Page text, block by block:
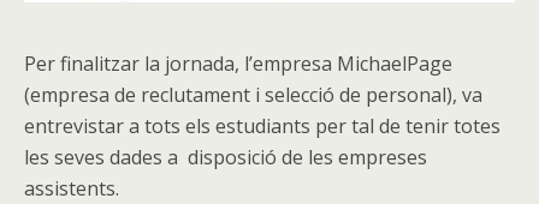
Per finalitzar la jornada, l’empresa MichaelPage
(empresa de reclutament i selecció de personal), va
entrevistar a tots els estudiants per tal de tenir totes
les seves dades a disposició de les empreses
assistents.